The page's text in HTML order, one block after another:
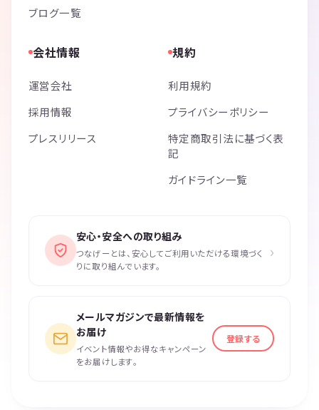
ブログ一覧
会社情報
運営会社
採用情報
プレスリリース
規約
利用規約
プライバシーポリシー
特定商取引法に基づく表
記
ガイドライン一覧
安心・安全への取り組み
つなげーとは、安心してご利用いただける環境づく
りに取り組んでいます。
›
メールマガジンで最新情報を
お届け
イベント情報やお得なキャンペーン
をお届けします。
登録する